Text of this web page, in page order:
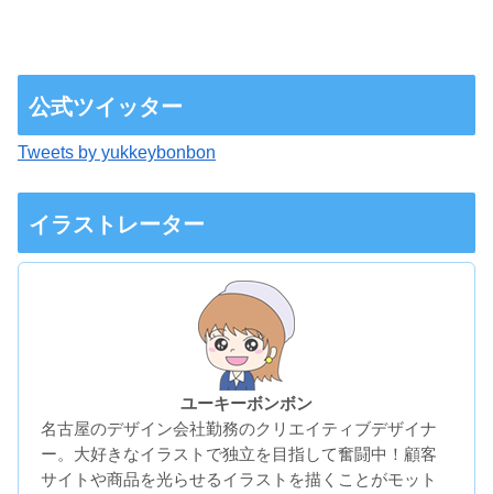
公式ツイッター
Tweets by yukkeybonbon
イラストレーター
ユーキーボンボン
名古屋のデザイン会社勤務のクリエイティブデザイナ
ー。大好きなイラストで独立を目指して奮闘中！顧客
サイトや商品を光らせるイラストを描くことがモット